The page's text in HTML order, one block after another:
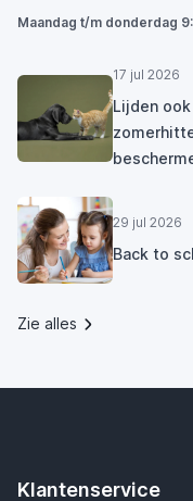
Maandag t/m donderdag
17 jul 2026
Lijden
29 jul 2026
Back to
Zie alles
Klantenservice